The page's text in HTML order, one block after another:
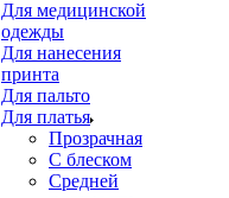
Для медицинской
одежды
Для нанесения
принта
Для пальто
Для платья
Прозрачная
С блеском
Средней